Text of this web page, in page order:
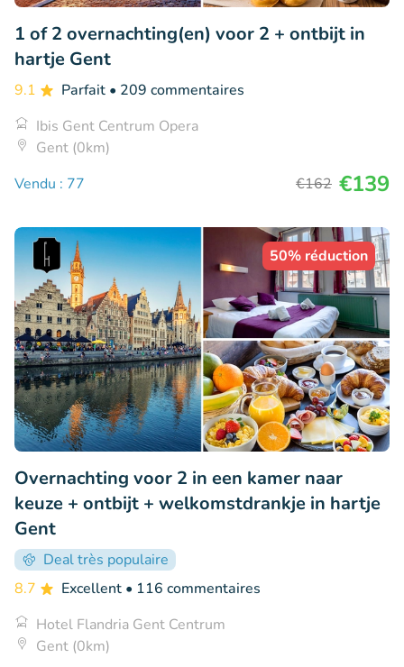
1 of 2 overnachting(en) voor 2 + ontbijt in
hartje Gent
9.1 Parfait • 209 commentaires
Ibis Gent Centrum Opera
Gent (0km)
Vendu : 77
€162 €139
50% réduction
Overnachting voor 2 in een kamer naar
keuze + ontbijt + welkomstdrankje in hartje
Gent
Deal très populaire
8.7
Excellent • 116 commentaires
Hotel Flandria Gent Centrum
Gent (0km)